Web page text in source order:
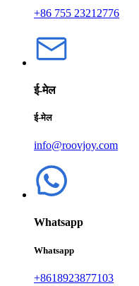
+86 755 23212776
ई-मेल
ई-मेल
info@roovjoy.com
Whatsapp
Whatsapp
+8618923877103